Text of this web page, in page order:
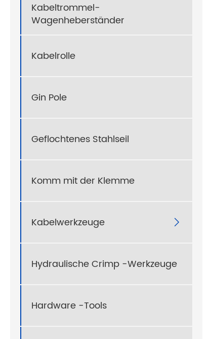
Kabeltrommel-
Wagenheberständer
Kabelrolle
Gin Pole
Geflochtenes Stahlseil
Komm mit der Klemme
Kabelwerkzeuge 
Hydraulische Crimp -Werkzeuge
Hardware -Tools